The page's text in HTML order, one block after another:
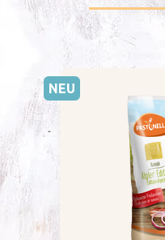
NEU